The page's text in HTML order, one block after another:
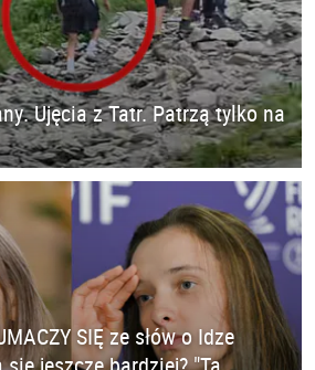
Ujęcia z Tatr. Patrzą tylko na
SIĘ ze słów o Idze